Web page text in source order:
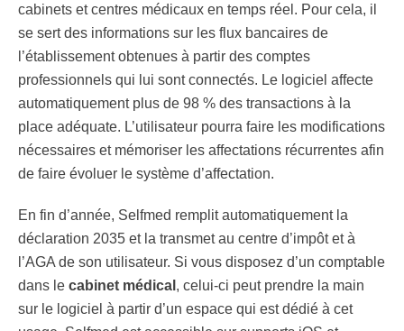
cabinets et centres médicaux en temps réel. Pour cela, il
se sert des informations sur les flux bancaires de
l’établissement obtenues à partir des comptes
professionnels qui lui sont connectés. Le logiciel affecte
automatiquement plus de 98 % des transactions à la
place adéquate. L’utilisateur pourra faire les modifications
nécessaires et mémoriser les affectations récurrentes afin
de faire évoluer le système d’affectation.
En fin d’année, Selfmed remplit automatiquement la
déclaration 2035 et la transmet au centre d’impôt et à
l’AGA de son utilisateur. Si vous disposez d’un comptable
dans le cabinet médical , celui-ci peut prendre la main
sur le logiciel à partir d’un espace qui est dédié à cet